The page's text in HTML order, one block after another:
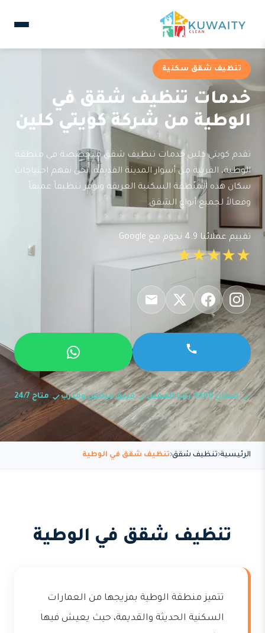
تنظيف شقق سكنية
خدمات تنظيف شقق في
الوطية من شركة كويتي كلين
تقدم كويتي كلين خدمات تنظيف شقق متخصصة في منطقة
الوطية، القريبة من أسوار المدينة القديمة. نحن نفهم احتياجات
سكان هذه المنطقة السكنية العريقة ونوفر تنظيفاً عميقاً
وفعالاً لجميع أنواع الشقق.
تقييم عملائنا 4.9 نجوم مع Google
★★★★★
ضمان 100% رضا العميل فريق مرخص ومدرب متاح 24/7
الرئيسية تنظيف شقق تنظيف شقق في الوطية
تنظيف شقق في الوطية
تتميز منطقة الوطية بمزيجها من العمارات
السكنية الحديثة والقديمة، حيث يعيش فيها